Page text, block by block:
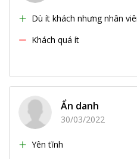
Dù ít khách nhưng nhân
Khách quá ít
Ẩn danh
30/03/2022
Yên tĩnh